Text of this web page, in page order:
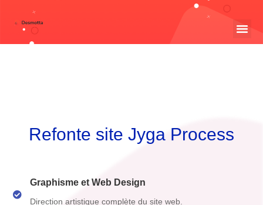
Refonte site Jyga Process
Graphisme et Web Design
Direction artistique complète du site web.